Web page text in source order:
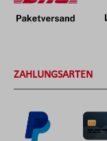
ZAHLUNGSARTEN